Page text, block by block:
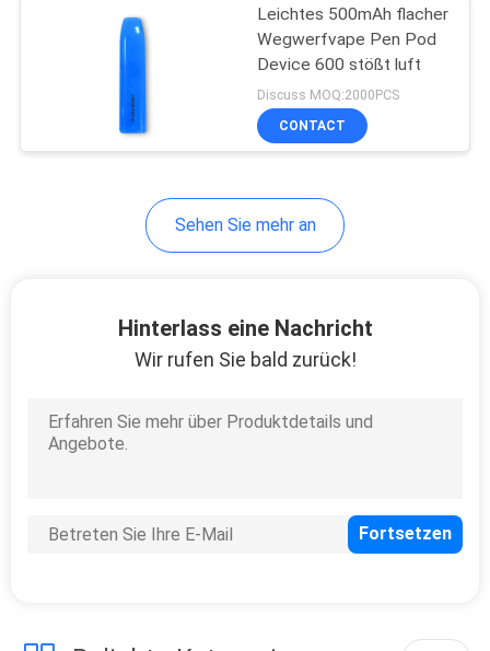
Leichtes 500mAh flacher
Wegwerfvape Pen Pod
Device 600 stößt luft
Discuss MOQ:2000PCS
CONTACT
Sehen Sie mehr an
Hinterlass eine Nachricht
Wir rufen Sie bald zurück!